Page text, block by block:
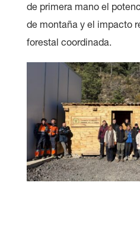
de primera mano el
de montaña y el impacto
forestal coordinada.